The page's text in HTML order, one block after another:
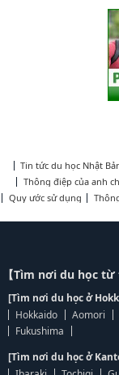
Tin tức du học Nhật
Thông điệp của anh
Quy ước sử dụng
【Tìm nơi du học
[Tìm nơi du học ở
Hokkaido
Aomori
Fukushima
[Tìm nơi du học ở